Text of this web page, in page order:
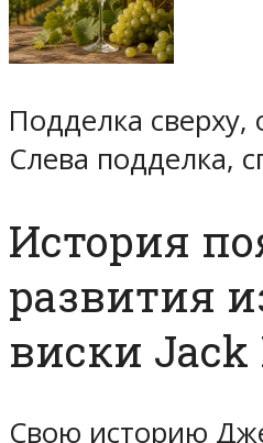
Подделка сверху,
Слева подделка,
История
развития
виски Jack
Свою историю